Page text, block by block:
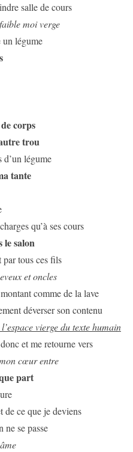
salle de cours
moi verge
un légume
corps
trou
d’un légume
tante
qu’à ses cours
le salon
par tous ces fils
et oncles
comme de la lave
déverser son contenu
vierge du texte humain
et me retourne vers
cœur entre
part
de ce que je deviens
ne se passe